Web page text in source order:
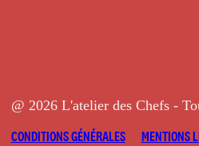
@ 2026 L'atelier des Chefs -
CONDITIONS GÉNÉRALES
MENTIONS